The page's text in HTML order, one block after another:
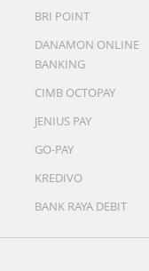
BRI POINT
DANAMON ONLINE
BANKING
CIMB OCTOPAY
JENIUS PAY
GO-PAY
KREDIVO
BANK RAYA DEBIT